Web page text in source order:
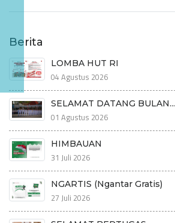
Berita
LOMBA HUT RI
04 Agustus 2026
SELAMAT DATANG BULAN...
01 Agustus 2026
HIMBAUAN
31 Juli 2026
NGARTIS (Ngantar Gratis)
27 Juli 2026